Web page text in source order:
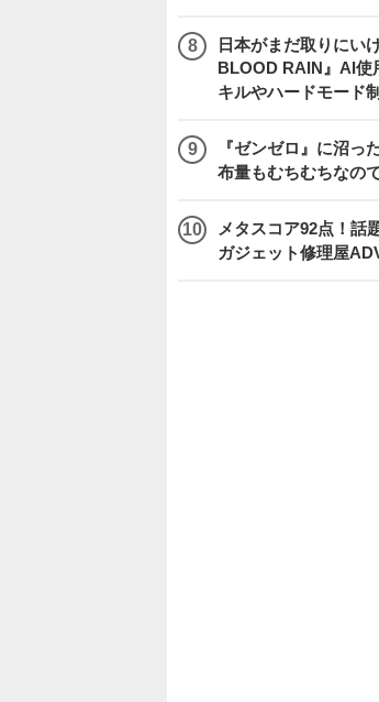
日本がまだ取りにい
BLOOD RAIN』AI使
キルやハードモード
『ゼンゼロ』に沼
布量もむちむちなの
メタスコア92点！話
ガジェット修理屋